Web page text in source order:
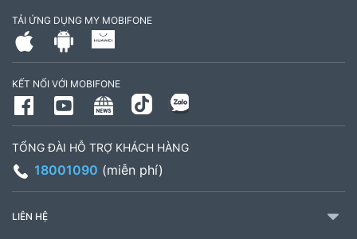
TẢI ỨNG DỤNG MY MOBIFONE
KẾT NỐI VỚI MOBIFONE
TỔNG ĐÀI HỖ TRỢ KHÁCH HÀNG
18001090 (miễn phí)
LIÊN HỆ